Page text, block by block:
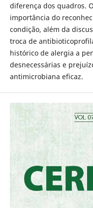
diferença dos quadros.
importância do
condição, além da
troca de
histórico de alergia a
desnecessárias e
antimicrobiana eficaz.